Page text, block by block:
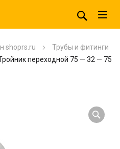
shoprs.ru
Трубы и фитинги
переходной 75 — 32 — 75